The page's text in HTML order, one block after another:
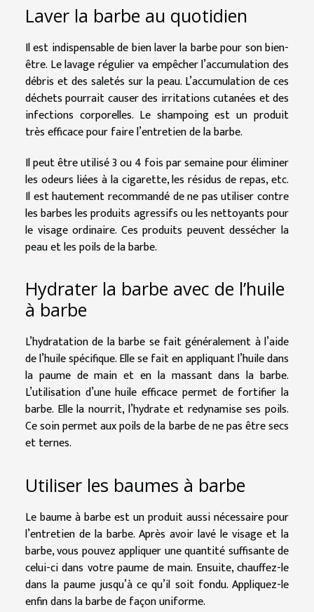
Laver la barbe au quotidien
Il est indispensable de bien laver la barbe pour son bien-
être. Le lavage régulier va empêcher l’accumulation des
débris et des saletés sur la peau. L’accumulation de ces
déchets pourrait causer des irritations cutanées et des
infections corporelles. Le shampoing est un produit
très efficace pour faire l’entretien de la barbe.
Il peut être utilisé 3 ou 4 fois par semaine pour éliminer
les odeurs liées à la cigarette, les résidus de repas, etc.
Il est hautement recommandé de ne pas utiliser contre
les barbes les produits agressifs ou les nettoyants pour
le visage ordinaire. Ces produits peuvent dessécher la
peau et les poils de la barbe.
Hydrater la barbe avec de l’huile
à barbe
L’hydratation de la barbe se fait généralement à l’aide
de l’huile spécifique. Elle se fait en appliquant l’huile dans
la paume de main et en la massant dans la barbe.
L’utilisation d’une huile efficace permet de fortifier la
barbe. Elle la nourrit, l’hydrate et redynamise ses poils.
Ce soin permet aux poils de la barbe de ne pas être secs
et ternes.
Utiliser les baumes à barbe
Le baume à barbe est un produit aussi nécessaire pour
l’entretien de la barbe. Après avoir lavé le visage et la
barbe, vous pouvez appliquer une quantité suffisante de
celui-ci dans votre paume de main. Ensuite, chauffez-le
dans la paume jusqu’à ce qu’il soit fondu. Appliquez-le
enfin dans la barbe de façon uniforme.